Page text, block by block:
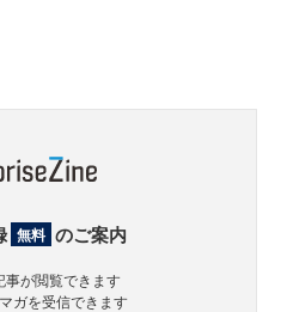
無料 のご案内
事が閲覧できます
ガを受信できます